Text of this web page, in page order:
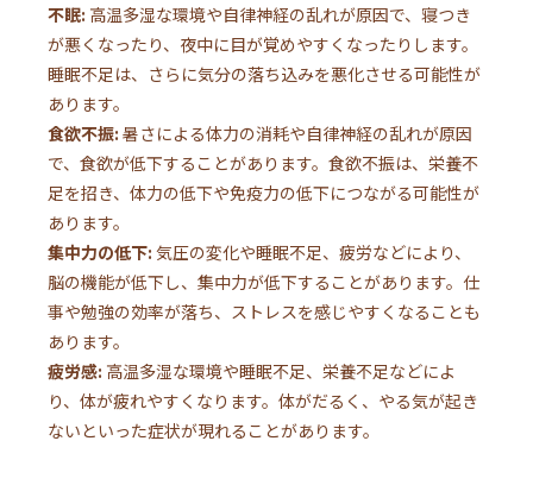
不眠: 高温多湿な環境や自律神経の乱れが原因で、寝つき
が悪くなったり、夜中に目が覚めやすくなったりします。
睡眠不足は、さらに気分の落ち込みを悪化させる可能性が
あります。
食欲不振: 暑さによる体力の消耗や自律神経の乱れが原因
で、食欲が低下することがあります。食欲不振は、栄養不
足を招き、体力の低下や免疫力の低下につながる可能性が
あります。
集中力の低下: 気圧の変化や睡眠不足、疲労などにより、
脳の機能が低下し、集中力が低下することがあります。仕
事や勉強の効率が落ち、ストレスを感じやすくなることも
あります。
疲労感: 高温多湿な環境や睡眠不足、栄養不足などによ
り、体が疲れやすくなります。体がだるく、やる気が起き
ないといった症状が現れることがあります。